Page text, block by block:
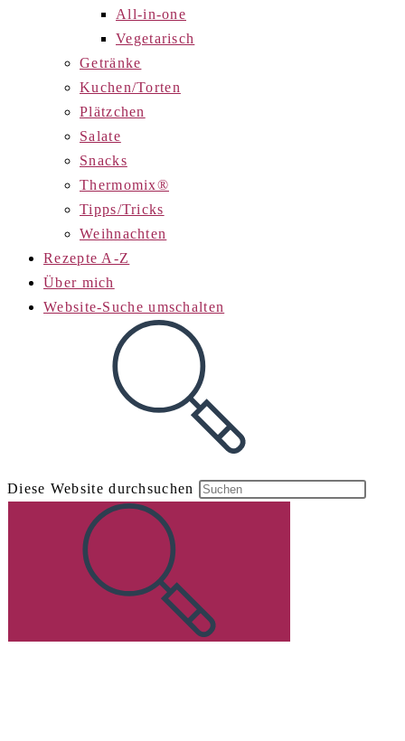
All-in-one
Vegetarisch
Getränke
Kuchen/Torten
Plätzchen
Salate
Snacks
Thermomix®
Tipps/Tricks
Weihnachten
Rezepte A-Z
Über mich
Website-Suche umschalten
Diese Website durchsuchen